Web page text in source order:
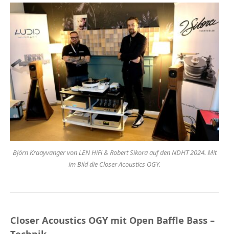
Björn Kraayvanger von LEN HiFi & Robert Sikora auf den NDHT 2024. Mit
im Bild die Closer Acoustics OGY.
Closer Acoustics OGY mit Open Baffle Bass –